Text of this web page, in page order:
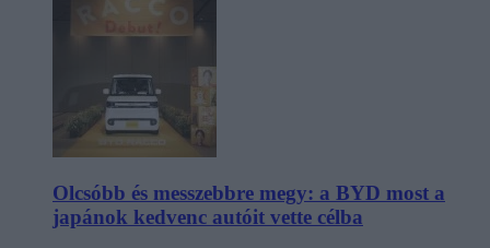
Olcsóbb és messzebbre megy: a BYD most a
japánok kedvenc autóit vette célba